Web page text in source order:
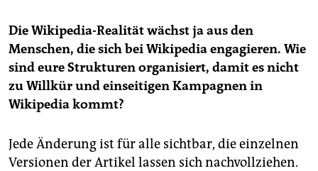
Die Wikipedia-Realität wächst ja aus den
Menschen, die sich bei Wikipedia engagieren. Wie
sind eure Strukturen organisiert, damit es nicht
zu Willkür und einseitigen Kampagnen in
Wikipedia kommt?
Jede Änderung ist für alle sichtbar, die einzelnen
Versionen der Artikel lassen sich nachvollziehen.